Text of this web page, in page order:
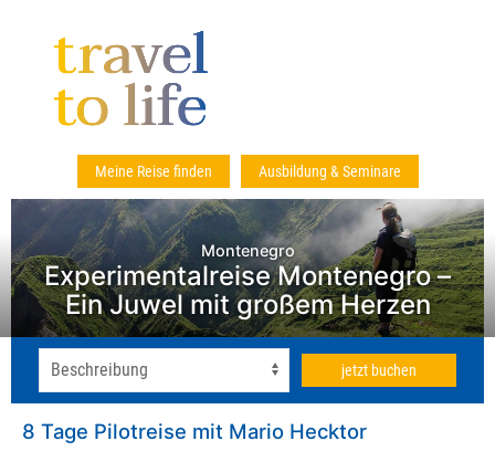
Meine Reise finden Ausbildung & Seminare
Montenegro
Experimentalreise Montenegro –
Ein Juwel mit großem Herzen
jetzt buchen
8 Tage Pilotreise mit Mario Hecktor